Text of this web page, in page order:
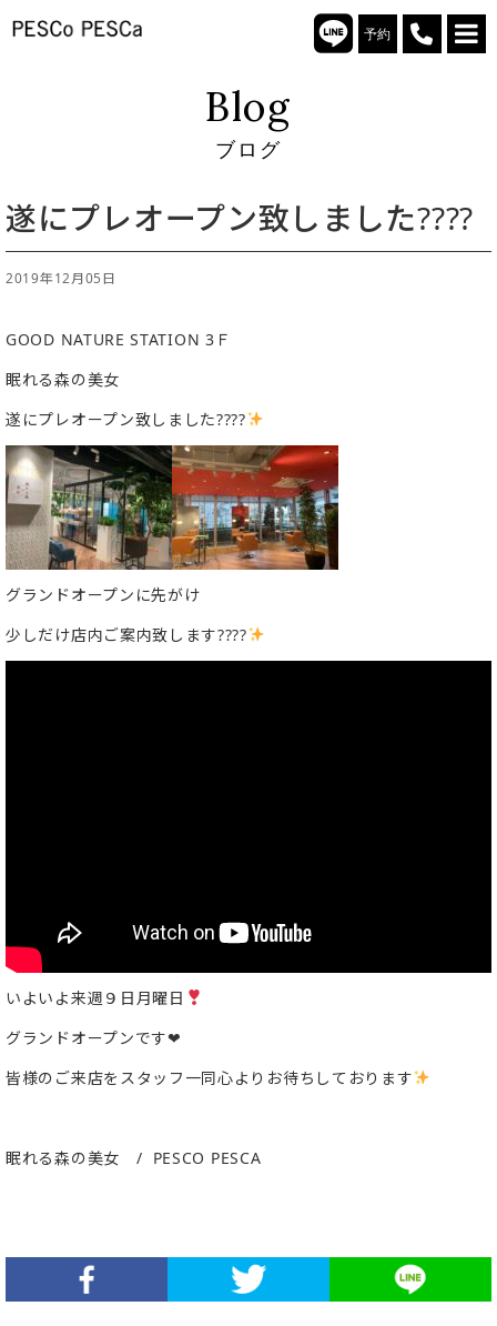
予約
Blog
ブログ
遂にプレオープン致しました????
2019年12月05日
GOOD NATURE STATION 3Ｆ
眠れる森の美女
遂にプレオープン致しました????
グランドオープンに先がけ
少しだけ店内ご案内致します????
いよいよ来週９日月曜日
グランドオープンです❤︎
皆様のご来店をスタッフ一同心よりお待ちしております
眠れる森の美女 / PESCO PESCA